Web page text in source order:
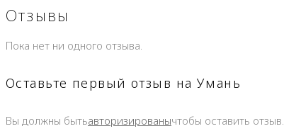
Отзывы
Пока нет ни одного отзыва.
Оставьте первый отзыв на Умань
Вы должны бытьавторизированычтобы оставить отзыв.